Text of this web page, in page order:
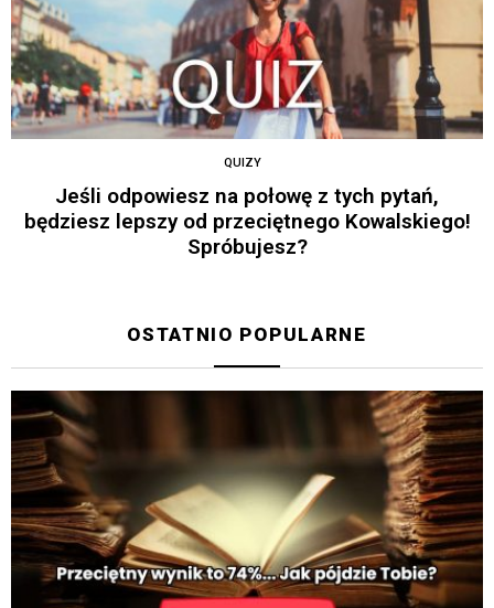
QUIZY
Jeśli odpowiesz na połowę z tych pytań,
będziesz lepszy od przeciętnego Kowalskiego!
Spróbujesz?
OSTATNIO POPULARNE